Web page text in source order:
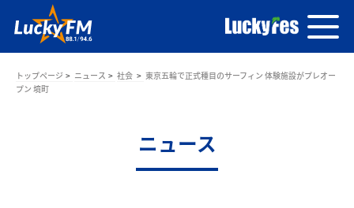
トップページ ニュース 社会
東京五輪で正式種目のサーフィン 体験施設がプレオー
プン 境町
ニュース